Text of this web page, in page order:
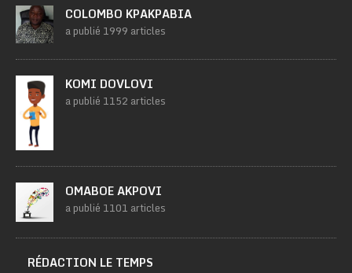
COLOMBO KPAKPABIA
a publié 1999 articles
KOMI DOVLOVI
a publié 1152 articles
OMABOE AKPOVI
a publié 1101 articles
RÉDACTION LE TEMPS